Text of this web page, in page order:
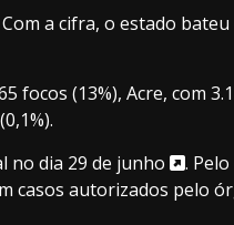
a cifra, o estado
focos (13%), Acre, com
no dia 29 de junho
.
casos autorizados pelo